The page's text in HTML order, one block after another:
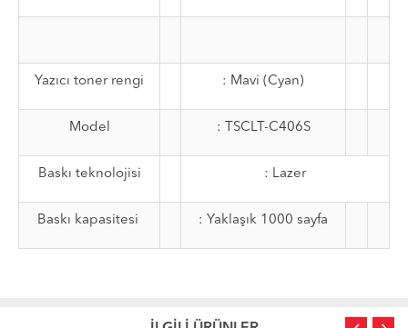
Yazıcı toner rengi : Mavi (Cyan)
Model : TSCLT-C406S
Baskı teknolojisi : Lazer
Baskı kapasitesi : Yaklaşık 1000 sayfa